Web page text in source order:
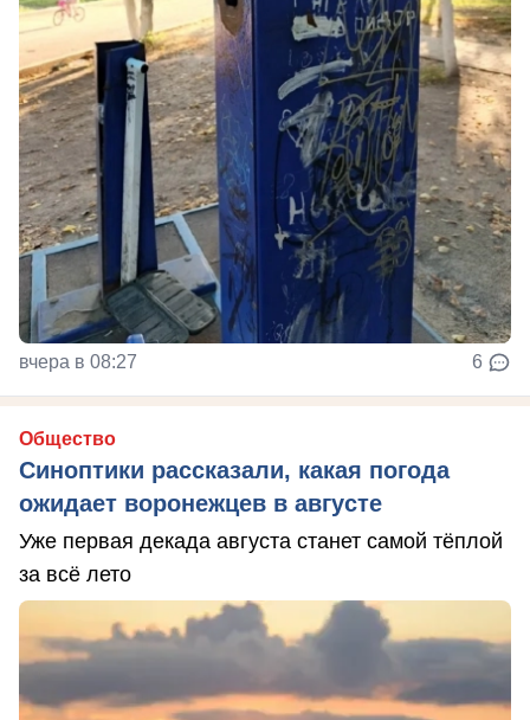
вчера в 08:27 6
Общество
Синоптики рассказали, какая погода
ожидает воронежцев в августе
Уже первая декада августа станет самой тёплой
за всё лето